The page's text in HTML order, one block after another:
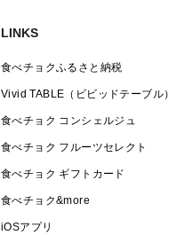
LINKS
食べチョクふるさと納税
Vivid TABLE（ビビッドテーブル）
食べチョク コンシェルジュ
食べチョク フルーツセレクト
食べチョク ギフトカード
食べチョク&more
iOSアプリ